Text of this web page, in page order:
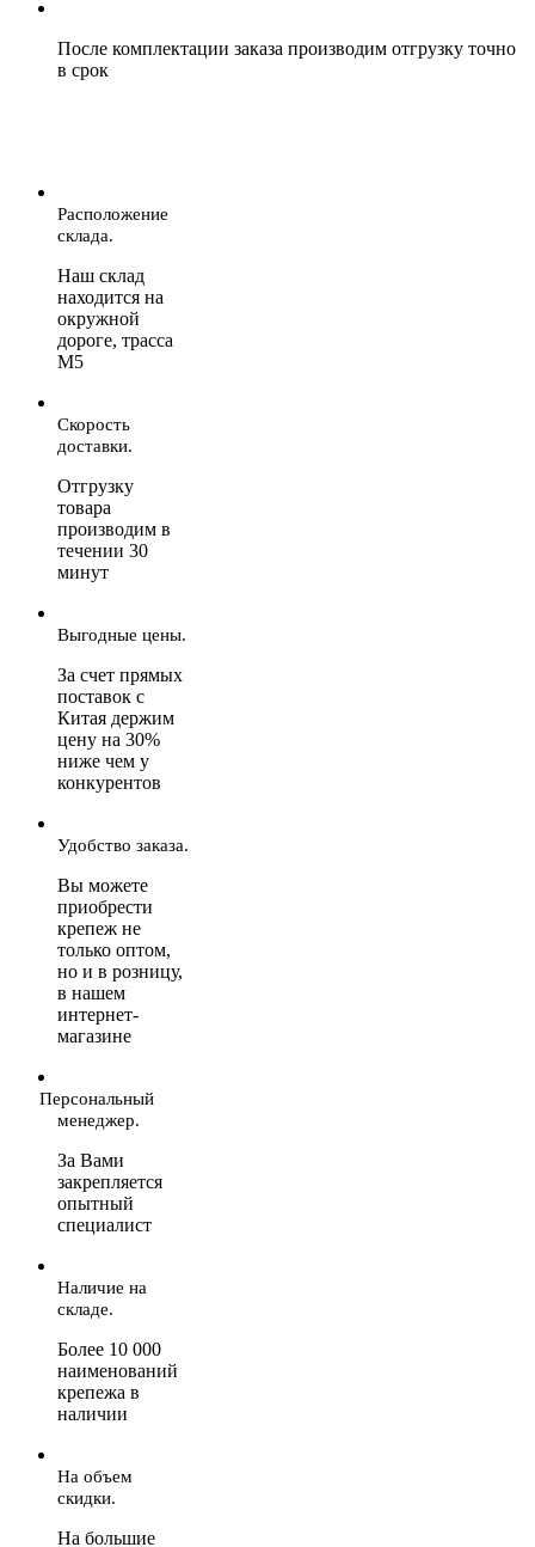
После комплектации заказа производим отгрузку точно
в срок
Расположение
склада.
Наш склад
находится на
окружной
дороге, трасса
М5
Скорость
доставки.
Отгрузку
товара
производим в
течении 30
минут
Выгодные цены.
За счет прямых
поставок с
Китая держим
цену на 30%
ниже чем у
конкурентов
Удобство заказа.
Вы можете
приобрести
крепеж не
только оптом,
но и в розницу,
в нашем
интернет-
магазине
Персональный
менеджер.
За Вами
закрепляется
опытный
специалист
Наличие на
складе.
Более 10 000
наименований
крепежа в
наличии
На объем
скидки.
На большие